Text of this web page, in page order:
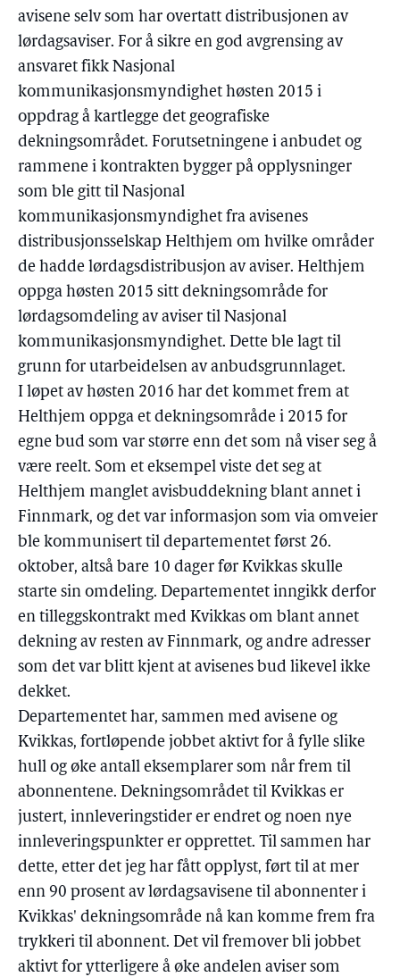
avisene selv som har overtatt distribusjonen av
lørdagsaviser. For å sikre en god avgrensing av
ansvaret fikk Nasjonal
kommunikasjonsmyndighet høsten 2015 i
oppdrag å kartlegge det geografiske
dekningsområdet. Forutsetningene i anbudet og
rammene i kontrakten bygger på opplysninger
som ble gitt til Nasjonal
kommunikasjonsmyndighet fra avisenes
distribusjonsselskap Helthjem om hvilke områder
de hadde lørdagsdistribusjon av aviser. Helthjem
oppga høsten 2015 sitt dekningsområde for
lørdagsomdeling av aviser til Nasjonal
kommunikasjonsmyndighet. Dette ble lagt til
grunn for utarbeidelsen av anbudsgrunnlaget.
I løpet av høsten 2016 har det kommet frem at
Helthjem oppga et dekningsområde i 2015 for
egne bud som var større enn det som nå viser seg å
være reelt. Som et eksempel viste det seg at
Helthjem manglet avisbuddekning blant annet i
Finnmark, og det var informasjon som via omveier
ble kommunisert til departementet først 26.
oktober, altså bare 10 dager før Kvikkas skulle
starte sin omdeling. Departementet inngikk derfor
en tilleggskontrakt med Kvikkas om blant annet
dekning av resten av Finnmark, og andre adresser
som det var blitt kjent at avisenes bud likevel ikke
dekket.
Departementet har, sammen med avisene og
Kvikkas, fortløpende jobbet aktivt for å fylle slike
hull og øke antall eksemplarer som når frem til
abonnentene. Dekningsområdet til Kvikkas er
justert, innleveringstider er endret og noen nye
innleveringspunkter er opprettet. Til sammen har
dette, etter det jeg har fått opplyst, ført til at mer
enn 90 prosent av lørdagsavisene til abonnenter i
Kvikkas' dekningsområde nå kan komme frem fra
trykkeri til abonnent. Det vil fremover bli jobbet
aktivt for ytterligere å øke andelen aviser som